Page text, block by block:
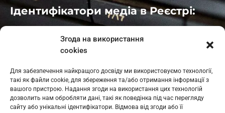
Згода на використання
cookies
Для забезпечення найкращого досвіду ми використовуємо технології,
такі як файли cookie, для збереження та/або отримання інформації з
вашого пристрою. Надання згоди на використання цих технологій
дозволить нам обробляти дані, такі як поведінка під час перегляду
сайту або унікальні ідентифікатори. Відмова від згоди або її
Ідентифікатори медіа в Реєстрі:
: L11-01410
: L11-01801
Косів: L11-01805
Гарасимів: L11-02274